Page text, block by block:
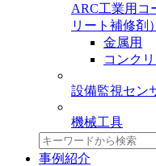
ARC工業用コ
リート補修剤）
金属用
コンク
設備監視セン
機械工具
事例紹介